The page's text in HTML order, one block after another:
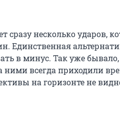
сразу несколько ударов,
Единственная
в минус. Так уже
всегда приходили
на горизонте не